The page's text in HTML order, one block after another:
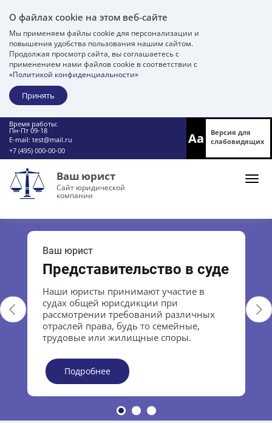
О файлах cookie на этом веб-сайте
Мы применяем файлы cookie для персонализации и
повышения удобства пользования нашим сайтом.
Продолжая просмотр сайта, вы соглашаетесь с
применением нами файлов cookie в соответствии с
«Политикой конфиденциальности»
Принять
Время работы:
Пн-Пт 09-18
E-mail: test@mail.ru
+7 (495) 000-00-00
Aa
Версия для
слабовидящих
Ваш юрист
Сайт юридической
компании
Ваш юрист
Представительство в суде
Наши юристы принимают участие в
судах общей юрисдикции при
рассмотрении требований различных
отраслей права, будь то семейные,
трудовые или жилищные споры.
Подробнее